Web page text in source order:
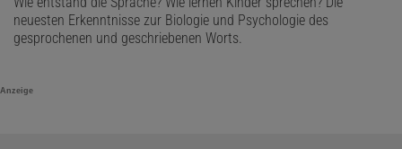
neuesten Erkenntnisse zur Biologie und Psychologie des
gesprochenen und geschriebenen Worts.
Anzeige